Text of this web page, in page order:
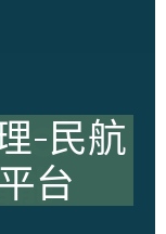
-民航
台